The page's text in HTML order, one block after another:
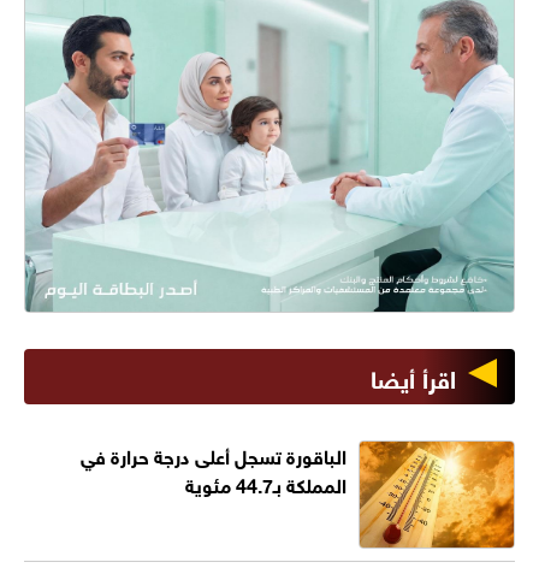
اقرأ أيضا
الباقورة تسجل أعلى درجة حرارة في
المملكة بـ44.7 مئوية